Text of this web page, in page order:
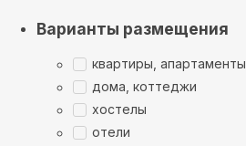
Варианты размещения
квартиры, апартаменты
дома, коттеджи
хостелы
отели